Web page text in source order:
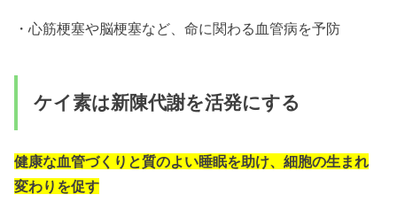
・心筋梗塞や脳梗塞など、命に関わる血管病を予防
ケイ素は新陳代謝を活発にする
健康な血管づくりと質のよい睡眠を助け、細胞の生まれ
変わりを促す